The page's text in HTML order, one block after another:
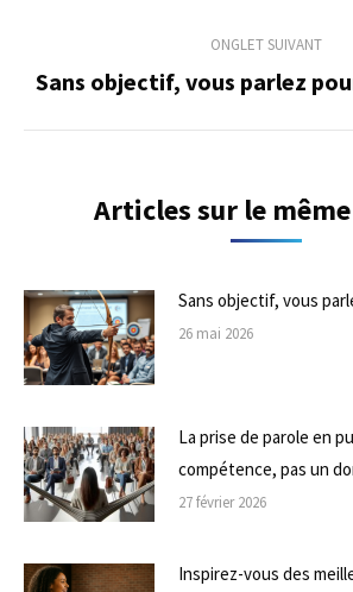
commentaireONGLET SUIVANT
Onglet
Sans objectif, vous parlez
Articles sur le
Sans objectif, vous
26 mai 2026
La prise de parole en
compétence, pas un
27 février 2026
Inspirez-vous des